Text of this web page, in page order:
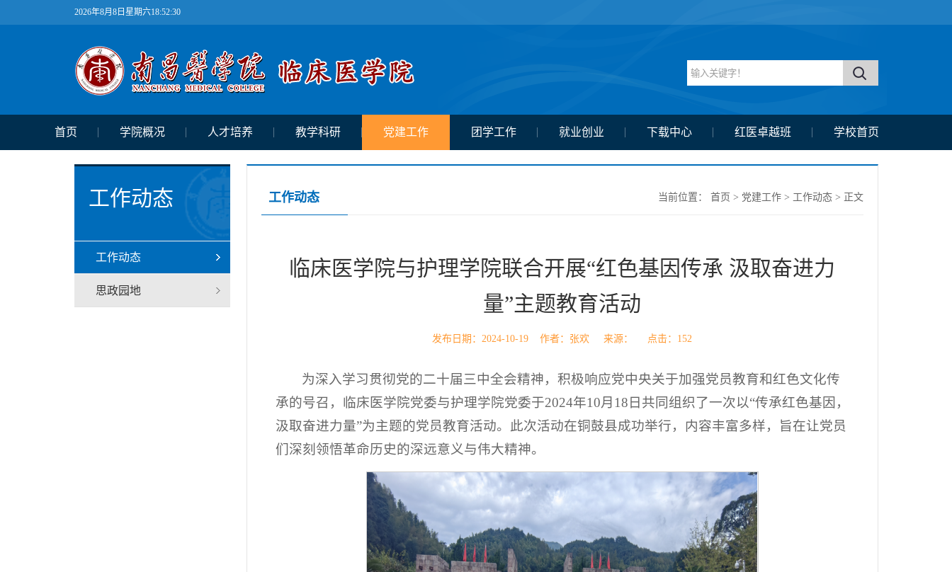
2026年8月8日星期六18:52:31
首页 学院概况 人才培养 教学科研 党建工作 团学工作 就业创业 下载中心 红医卓越班 学校首页
工作动态
工作动态
思政园地
工作动态 当前位置： 首页 > 党建工作> 工作动态> 正文
临床医学院与护理学院联合开展“红色基因传承 汲取奋进力
量”主题教育活动
发布日期：2024-10-19 作者：张欢 来源： 点击： 152
为深入学习贯彻党的二十届三中全会精神，积极响应党中央关于加强党员教育和红色文化传
承的号召，临床医学院党委与护理学院党委于2024年10月18日共同组织了一次以“传承红色基因，
汲取奋进力量”为主题的党员教育活动。此次活动在铜鼓县成功举行，内容丰富多样，旨在让党员
们深刻领悟革命历史的深远意义与伟大精神。